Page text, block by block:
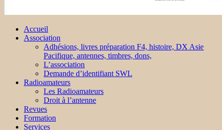
Accueil
Association
Adhésions, livres préparation F4, histoire, DX Asie
Pacifique, antennes, timbres, dons,
L’association
Demande d’identifiant SWL
Radioamateurs
Les Radioamateurs
Droit à l’antenne
Revues
Formation
Services